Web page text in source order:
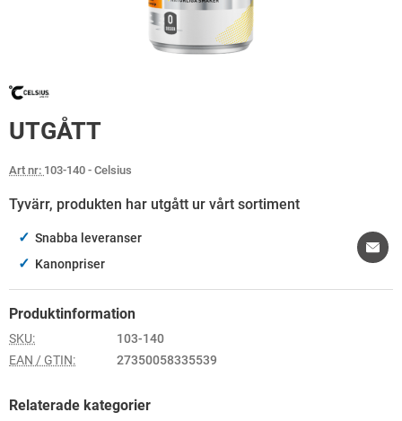
UTGÅTT
Art nr: 103-140 - Celsius
Tyvärr, produkten har utgått ur vårt sortiment
✓ Snabba leveranser
✓ Kanonpriser
Produktinformation
SKU:
103-140
EAN / GTIN:
27350058335539
Relaterade kategorier